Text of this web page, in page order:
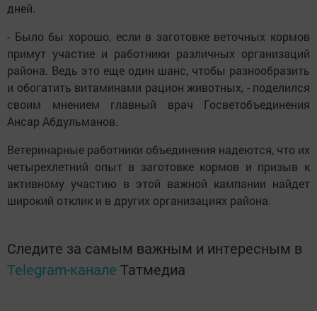
дней.
- Было бы хорошо, если в заготовке веточных кормов
примут участие и работники различных организаций
района. Ведь это еще один шанс, чтобы разнообразить
и обогатить витаминами рацион животных, - поделился
своим мнением главный врач Госветобъединения
Ансар Абдульманов.
Ветеринарные работники объединения надеются, что их
четырехлетний опыт в заготовке кормов и призыв к
активному участию в этой важной кампании найдет
широкий отклик и в других организациях района.
Следите за самым важным и интересным в
Telegram-канале Татмедиа